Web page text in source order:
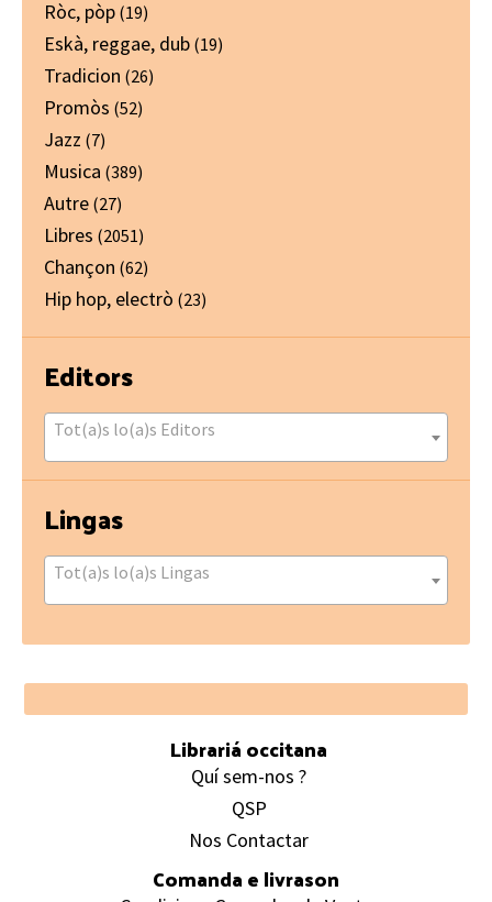
Ròc, pòp (19)
Eskà, reggae, dub (19)
Tradicion (26)
Promòs (52)
Jazz (7)
Musica (389)
Autre (27)
Libres (2051)
Chançon (62)
Hip hop, electrò (23)
Editors
Tot(a)s lo(a)s Editors
Lingas
Tot(a)s lo(a)s Lingas
Footer
Librariá occitana
Quí sem-nos ?
QSP
Nos Contactar
Comanda e livrason